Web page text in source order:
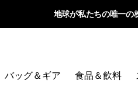
地球が私たちの唯一の
バッグ＆ギア 食品＆飲料